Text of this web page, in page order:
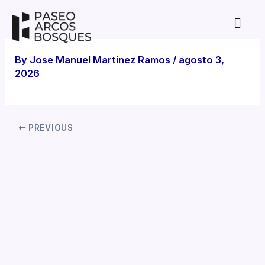
content
By Jose Manuel Martinez Ramos / agosto 3,
2026
PREVIOUS